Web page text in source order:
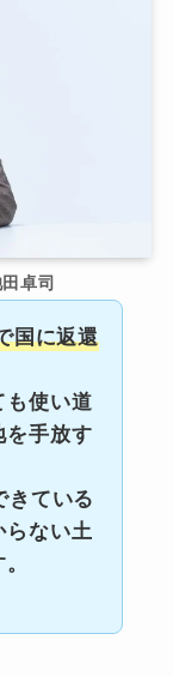
卓司
国に返還
も使い道
を手放す
きている
らない土